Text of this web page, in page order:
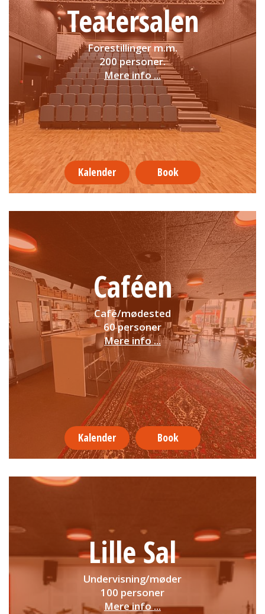
Teatersalen
Forestillinger m.m.
200 personer.
Mere info ...
Kalender Book
Caféen
Café/mødested
60 personer
Mere info ...
Kalender Book
Lille Sal
Undervisning/møder
100 personer
Mere info ...